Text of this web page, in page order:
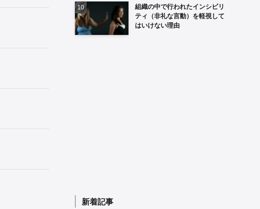
組織の中で行われたインシビリ
ティ（非礼な言動）を軽視して
はいけない理由
新着記事